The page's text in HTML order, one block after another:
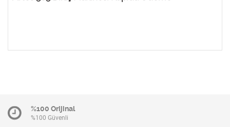
%100 Orijinal
%100 Güvenli